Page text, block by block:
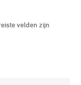
velden zijn